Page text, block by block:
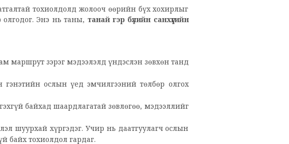
тохиолдолд жолооч өөрийн бүх хохирлыг
олгодог. Энэ нь таны, танай гэр бүлийн санхүүгийн
маршрут зэрэг мэдээлэлд үндэслэн зөвхөн танд
ослын үед эмчилгээний төлбөр олгох
байхад шаардлагатай зөвлөгөө, мэдээллийг
шуурхай хүргэдэг. Учир нь даатгуулагч ослын
байх тохиолдол гардаг.